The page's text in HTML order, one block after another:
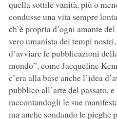
quella sottile vanità, più o
condusse una vita sempre
ch’è propria d’ogni amante
vero umanista dei tempi
d’avviare le pubblicazioni
mondo”, come Jacqueline
c’era alla base anche l’idea
pubblico all’arte del passato,
raccontandogli le sue
ma anche sondando le pieghe